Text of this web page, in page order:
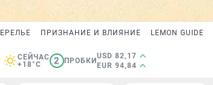
ПРИЗНАНИЕ И ВЛИЯНИЕ LEMON GUIDE
СЕЙЧАС
+18°C
2 ПРОБКИ
USD 82,17
EUR 94,84